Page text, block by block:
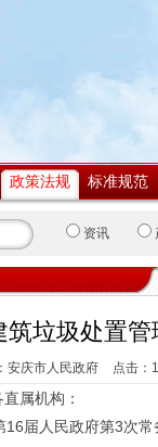
政策法规 标准规范
资讯
筑垃圾处置管
安庆市人民政府 点击：
属机构：
届人民政府第3次